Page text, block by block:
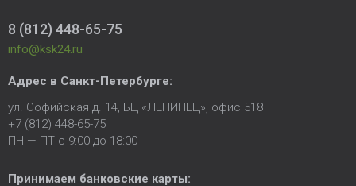
8 (812) 448-65-75
info@ksk24.ru
Адрес в Санкт-Петербурге:
ул. Софийская д. 14, БЦ «ЛЕНИНЕЦ», офис 518
+7 (812) 448-65-75
ПН — ПТ с 9:00 до 18:00
Принимаем банковские карты: